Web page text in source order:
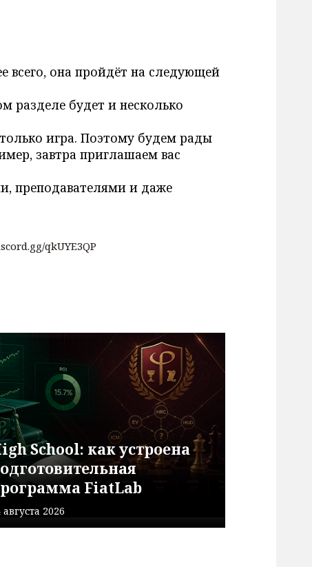
всего, она пройдёт на следующей
разделе будет и несколько
игра. Поэтому будем рады
завтра приглашаем вас
преподавателями и даже
qkUYE3QP
School: как устроена
FiatLab
августа 2026